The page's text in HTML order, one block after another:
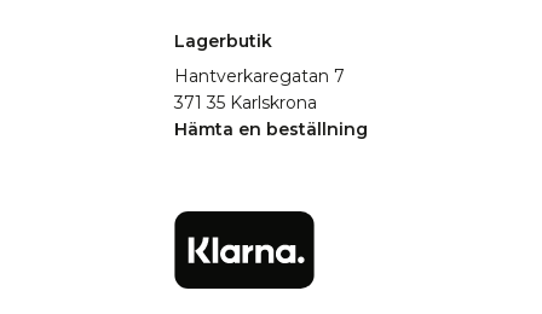
Lagerbutik
Hantverkaregatan 7
371 35 Karlskrona
Hämta en beställning